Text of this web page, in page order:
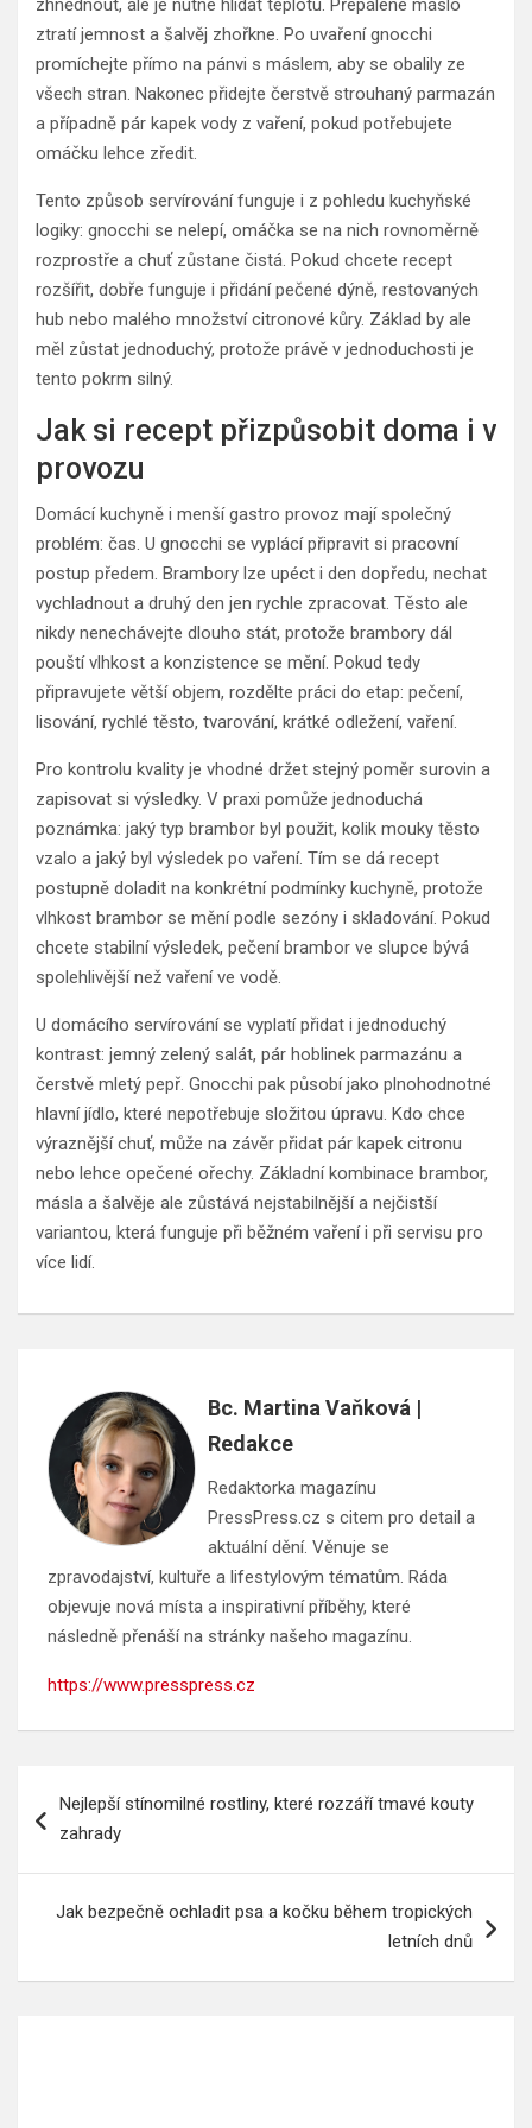
zhnědnout, ale je nutné hlídat teplotu. Přepálené máslo
ztratí jemnost a šalvěj zhořkne. Po uvaření gnocchi
promíchejte přímo na pánvi s máslem, aby se obalily ze
všech stran. Nakonec přidejte čerstvě strouhaný parmazán
a případně pár kapek vody z vaření, pokud potřebujete
omáčku lehce zředit.
Tento způsob servírování funguje i z pohledu kuchyňské
logiky: gnocchi se nelepí, omáčka se na nich rovnoměrně
rozprostře a chuť zůstane čistá. Pokud chcete recept
rozšířit, dobře funguje i přidání pečené dýně, restovaných
hub nebo malého množství citronové kůry. Základ by ale
měl zůstat jednoduchý, protože právě v jednoduchosti je
tento pokrm silný.
Jak si recept přizpůsobit doma i v
provozu
Domácí kuchyně i menší gastro provoz mají společný
problém: čas. U gnocchi se vyplácí připravit si pracovní
postup předem. Brambory lze upéct i den dopředu, nechat
vychladnout a druhý den jen rychle zpracovat. Těsto ale
nikdy nenechávejte dlouho stát, protože brambory dál
pouští vlhkost a konzistence se mění. Pokud tedy
připravujete větší objem, rozdělte práci do etap: pečení,
lisování, rychlé těsto, tvarování, krátké odležení, vaření.
Pro kontrolu kvality je vhodné držet stejný poměr surovin a
zapisovat si výsledky. V praxi pomůže jednoduchá
poznámka: jaký typ brambor byl použit, kolik mouky těsto
vzalo a jaký byl výsledek po vaření. Tím se dá recept
postupně doladit na konkrétní podmínky kuchyně, protože
vlhkost brambor se mění podle sezóny i skladování. Pokud
chcete stabilní výsledek, pečení brambor ve slupce bývá
spolehlivější než vaření ve vodě.
U domácího servírování se vyplatí přidat i jednoduchý
kontrast: jemný zelený salát, pár hoblinek parmazánu a
čerstvě mletý pepř. Gnocchi pak působí jako plnohodnotné
hlavní jídlo, které nepotřebuje složitou úpravu. Kdo chce
výraznější chuť, může na závěr přidat pár kapek citronu
nebo lehce opečené ořechy. Základní kombinace brambor,
másla a šalvěje ale zůstává nejstabilnější a nejčistší
variantou, která funguje při běžném vaření i při servisu pro
více lidí.
Bc. Martina Vaňková |
Redakce
Redaktorka magazínu
PressPress.cz s citem pro detail a
aktuální dění. Věnuje se
zpravodajství, kultuře a lifestylovým tématům. Ráda
objevuje nová místa a inspirativní příběhy, které
následně přenáší na stránky našeho magazínu.
https://www.presspress.cz
proNejlepší stínomilné rostliny, které rozzáří tmavé kouty
zahrady
Jak bezpečně ochladit psa a kočku během tropických
letních dnů